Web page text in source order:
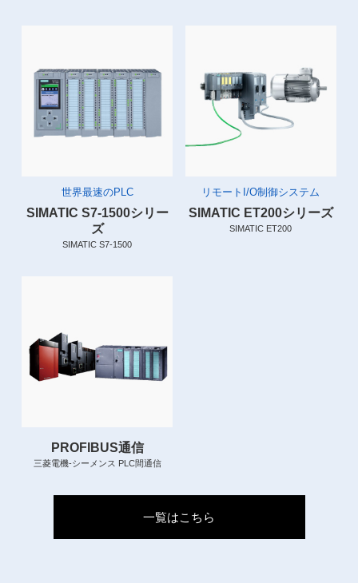
世界最速のPLC
SIMATIC S7-1500シリー
ズ
SIMATIC S7-1500
リモートI/O制御システム
SIMATIC ET200シリーズ
SIMATIC ET200
PROFIBUS通信
三菱電機-シーメンス PLC間通信
一覧はこちら